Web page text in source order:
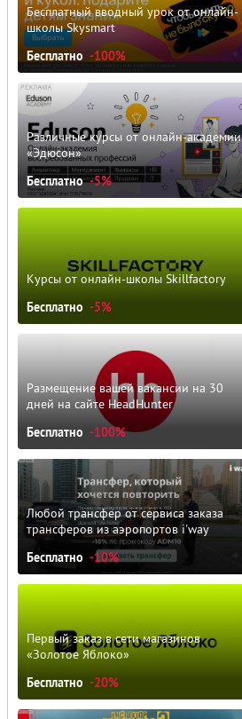
Бесплатный вводный урок от онлайн-
школы Skysmart
Бесплатно -100%
Различные курсы от онлайн-академии
«Эдюсон»
Бесплатно -5%
Курсы от онлайн-школы Skillfactory
Бесплатно -5%
Размещение вашей вакансии на 30
дней на сайте HeadHunter
Бесплатно -100%
Любой трансфер от сервиса заказа
трансферов из аэропортов i'way
Бесплатно -10%
Первый заказ в сети магазинов
«Золотое Яблоко»
Бесплатно -20%